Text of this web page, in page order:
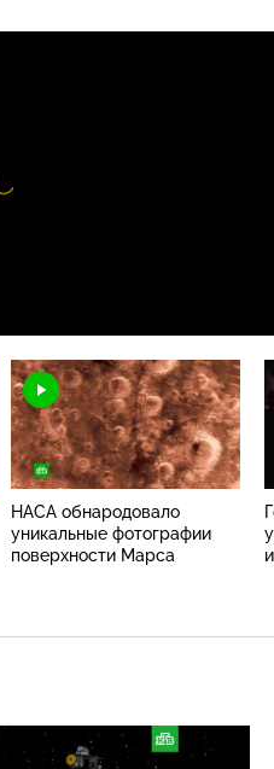
Видео
проигрыватель
НАСА обнародовало
уникальные фотографии
поверхности Марса